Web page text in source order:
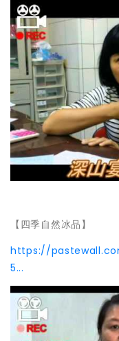
【四季自然冰品】
https://
5...